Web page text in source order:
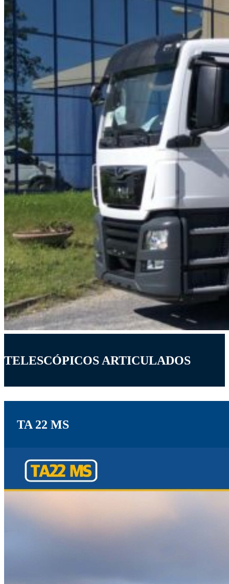
TELESCÓPICOS ARTICULADOS
TA 22 MS